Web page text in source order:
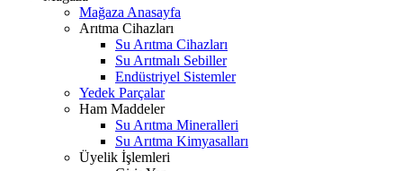
Mağaza Anasayfa
Arıtma Cihazları
Su Arıtma Cihazları
Su Arıtmalı Sebiller
Endüstriyel Sistemler
Yedek Parçalar
Ham Maddeler
Su Arıtma Mineralleri
Su Arıtma Kimyasalları
Üyelik İşlemleri